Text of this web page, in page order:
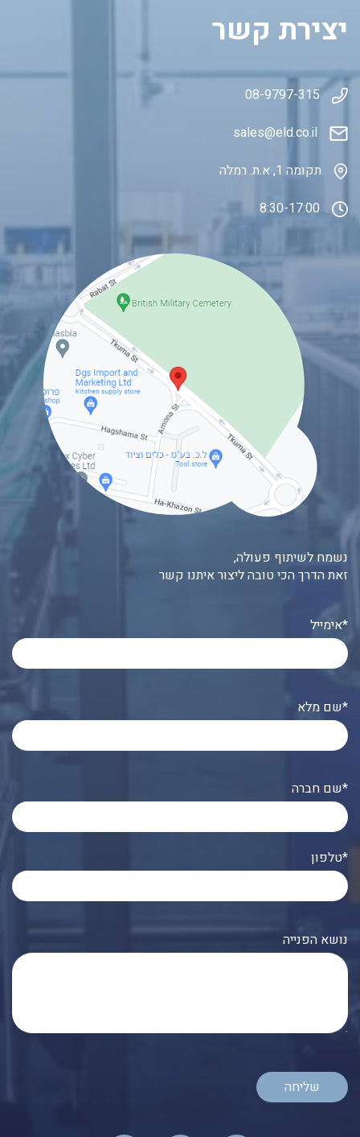
יצירת קשר
08-9797-315
sales@eld.co.il
תקומה 1, א.ת. רמלה
8:30-17:00
נשמח לשיתוף פעולה,
זאת הדרך הכי טובה ליצור איתנו קשר
אימייל*
שם מלא*
נושא הפנייה
שם חברה*
טלפון*